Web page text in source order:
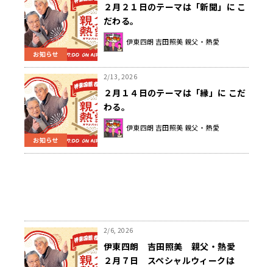
お知らせ
２月２１日のテーマは「新聞」に こ
だわる。
伊東四朗 吉田照美 親父・熱愛
お知らせ
2/13, 2026
２月１４日のテーマは「縁」に こだ
わる。
伊東四朗 吉田照美 親父・熱愛
2/6, 2026
伊東四朗 吉田照美 親父・熱愛
２月７日 スペシャルウィークは